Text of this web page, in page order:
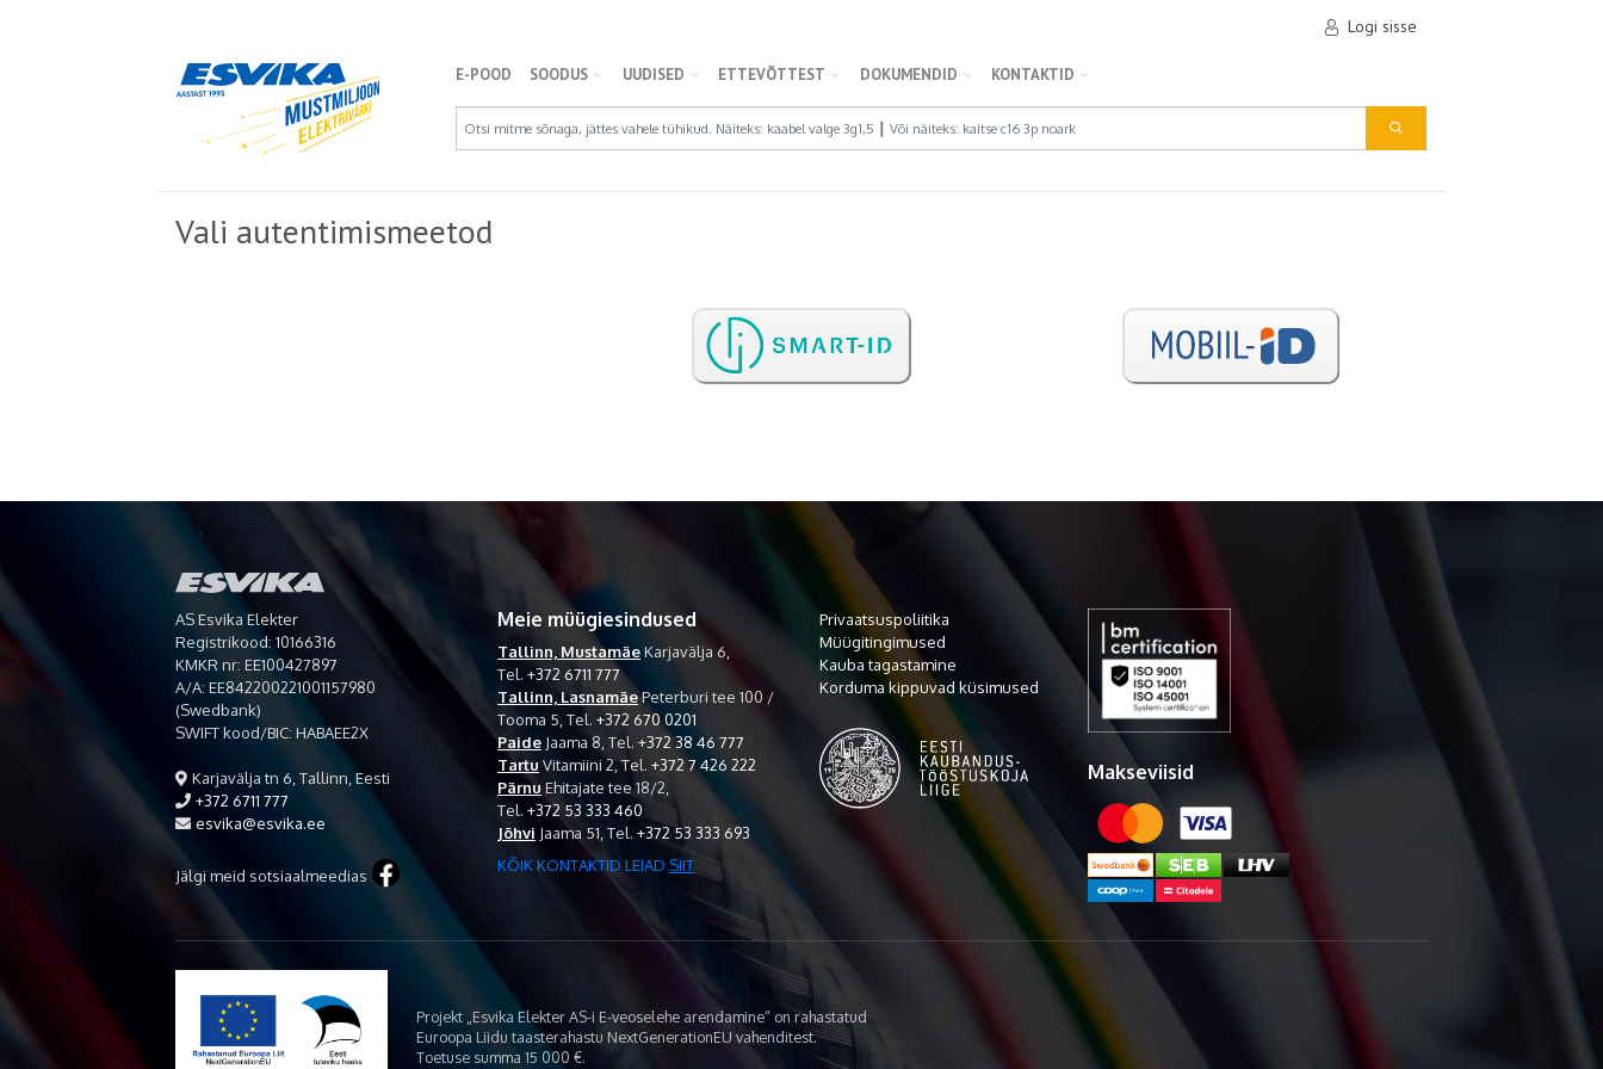
Logi sisse
E-POOD SOODUS UUDISED ETTEVÕTTEST DOKUMENDID KONTAKTID
Vali autentimismeetod
AS Esvika Elekter
Registrikood: 10166316
KMKR nr: EE100427897
A/A: EE842200221001157980
(Swedbank)
SWIFT kood/BIC: HABAEE2X
Karjavälja tn 6, Tallinn, Eesti
+372 6711 777
esvika@esvika.ee
Jälgi meid sotsiaalmeedias
Meie müügiesindused
Tallinn, MustamäeKarjavälja 6,
Tel. +372 6711 777
Tallinn, LasnamäePeterburi tee 100 /
Tooma 5, Tel. +372 670 0201
Paide Jaama 8, Tel. +372 38 46 777
Tartu Vitamiini 2,Tel. +372 7 426 222
Pärnu Ehitajate tee 18/2,
Tel. +372 53 333 460
Jõhvi Jaama 51, Tel. +372 53 333 693
KÕIK KONTAKTID LEIAD SIIT
Privaatsuspoliitika
Müügitingimused
Kauba tagastamine
Korduma kippuvad küsimused
Makseviisid
Projekt „Esvika Elekter AS-i E-veoselehe arendamine“ on rahastatud
Euroopa Liidu taasterahastu NextGenerationEU vahenditest.
Toetuse summa 15 000 €.